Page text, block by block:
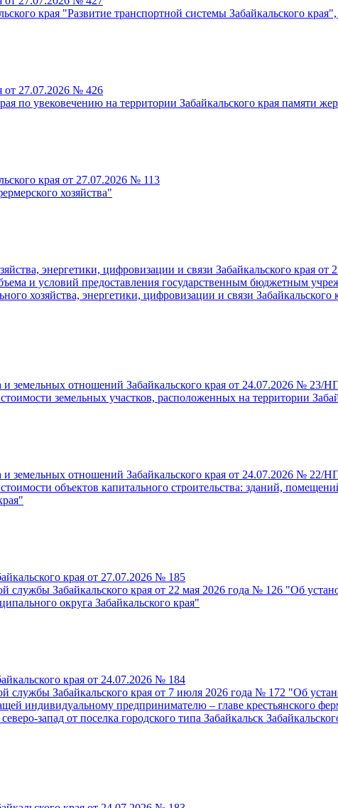
края "Развитие транспортной системы Забайкальского
от 27.07.2026 № 426
по увековечению на территории Забайкальского края памяти
края от 27.07.2026 № 113
хозяйства"
энергетики, цифровизации и связи Забайкальского края
и условий предоставления государственным бюджетным
хозяйства, энергетики, цифровизации и связи Забайкальского
и земельных отношений Забайкальского края от 24.07.2026 № 23/
земельных участков, расположенных на территории
и земельных отношений Забайкальского края от 24.07.2026 № 22/
объектов капитального строительства: зданий,
края от 27.07.2026 № 185
службы Забайкальского края от 22 мая 2026 года № 126 "Об
округа Забайкальского края"
края от 24.07.2026 № 184
службы Забайкальского края от 7 июля 2026 года № 172 "Об
индивидуальному предпринимателю – главе крестьянского
запад от поселка городского типа Забайкальск